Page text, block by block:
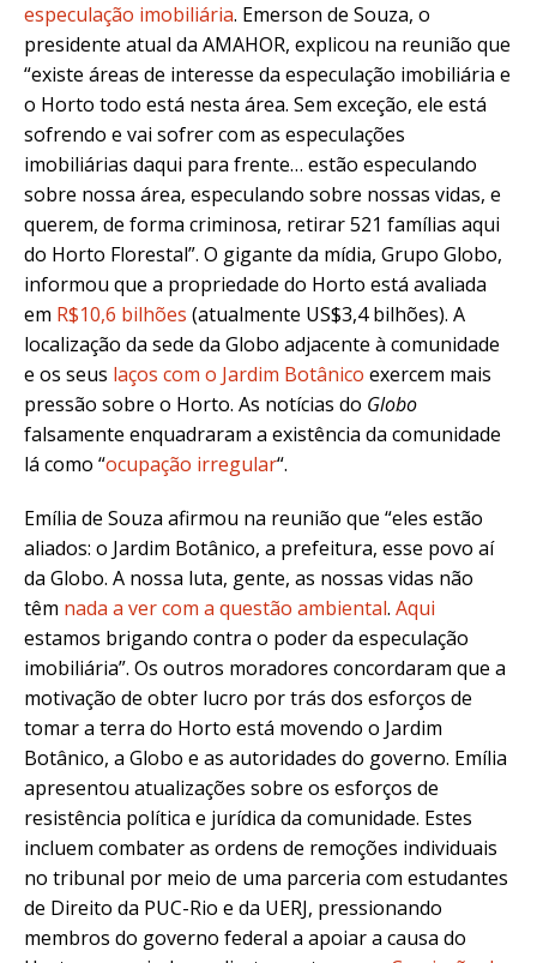
especulação imobiliária. Emerson de Souza, o
presidente atual da AMAHOR, explicou na reunião que
“existe áreas de interesse da especulação imobiliária e
o Horto todo está nesta área. Sem exceção, ele está
sofrendo e vai sofrer com as especulações
imobiliárias daqui para frente… estão especulando
sobre nossa área, especulando sobre nossas vidas, e
querem, de forma criminosa, retirar 521 famílias aqui
do Horto Florestal”. O gigante da mídia, Grupo Globo,
informou que a propriedade do Horto está avaliada
em R$10,6 bilhões (atualmente US$3,4 bilhões). A
localização da sede da Globo adjacente à comunidade
e os seus laços com o Jardim Botânico exercem mais
pressão sobre o Horto. As notícias do Globo
falsamente enquadraram a existência da comunidade
lá como “ocupação irregular“.
Emília de Souza afirmou na reunião que “eles estão
aliados: o Jardim Botânico, a prefeitura, esse povo aí
da Globo. A nossa luta, gente, as nossas vidas não
têm nada a ver com a questão ambiental. Aqui
estamos brigando contra o poder da especulação
imobiliária”. Os outros moradores concordaram que a
motivação de obter lucro por trás dos esforços de
tomar a terra do Horto está movendo o Jardim
Botânico, a Globo e as autoridades do governo. Emília
apresentou atualizações sobre os esforços de
resistência política e jurídica da comunidade. Estes
incluem combater as ordens de remoções individuais
no tribunal por meio de uma parceria com estudantes
de Direito da PUC-Rio e da UERJ, pressionando
membros do governo federal a apoiar a causa do